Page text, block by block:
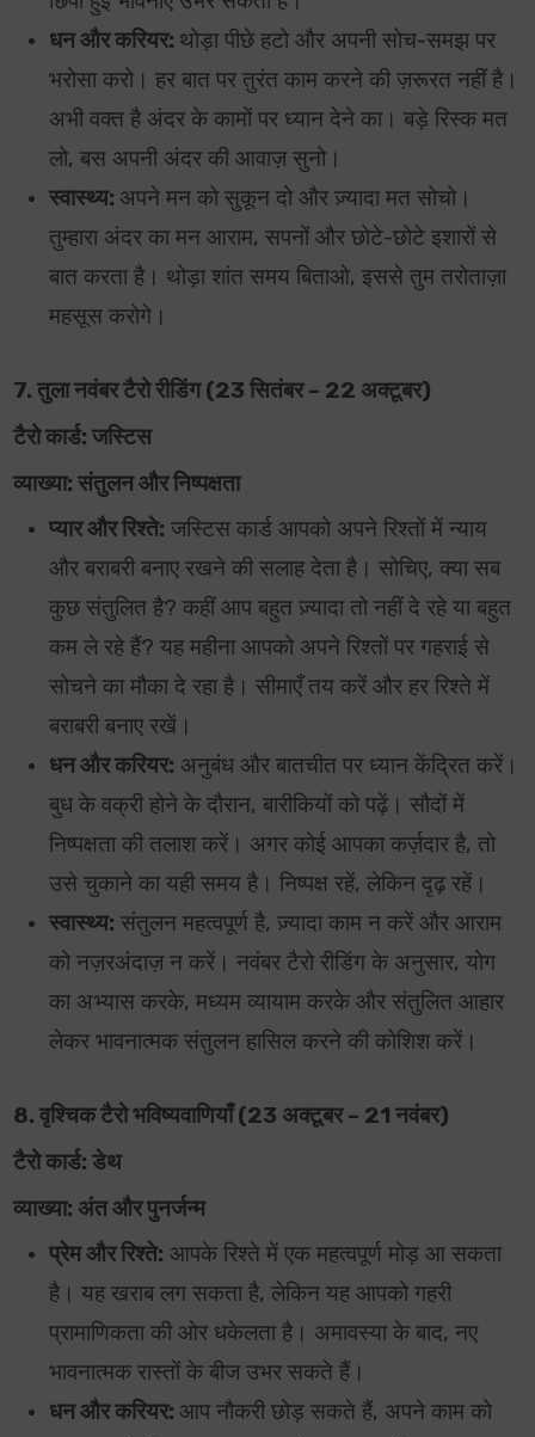
धन और करियर: थोड़ा पीछे हटो और अपनी सोच-समझ पर
भरोसा करो। हर बात पर तुरंत काम करने की ज़रूरत नहीं है।
अभी वक्त है अंदर के कामों पर ध्यान देने का। बड़े रिस्क मत
लो, बस अपनी अंदर की आवाज़ सुनो।
स्वास्थ्य: अपने मन को सुकून दो और ज़्यादा मत सोचो।
तुम्हारा अंदर का मन आराम, सपनों और छोटे-छोटे इशारों से
बात करता है। थोड़ा शांत समय बिताओ, इससे तुम तरोताज़ा
महसूस करोगे।
7. तुला नवंबर टैरो रीडिंग (23 सितंबर – 22 अक्टूबर)
टैरो कार्ड: जस्टिस
व्याख्या: संतुलन और निष्पक्षता
प्यार और रिश्ते: जस्टिस कार्ड आपको अपने रिश्तों में न्याय
और बराबरी बनाए रखने की सलाह देता है। सोचिए, क्या सब
कुछ संतुलित है? कहीं आप बहुत ज़्यादा तो नहीं दे रहे या बहुत
कम ले रहे हैं? यह महीना आपको अपने रिश्तों पर गहराई से
सोचने का मौका दे रहा है। सीमाएँ तय करें और हर रिश्ते में
बराबरी बनाए रखें।
धन और करियर: अनुबंध और बातचीत पर ध्यान केंद्रित करें।
बुध के वक्री होने के दौरान, बारीकियों को पढ़ें। सौदों में
निष्पक्षता की तलाश करें। अगर कोई आपका कर्ज़दार है, तो
उसे चुकाने का यही समय है। निष्पक्ष रहें, लेकिन दृढ़ रहें।
स्वास्थ्य: संतुलन महत्वपूर्ण है, ज़्यादा काम न करें और आराम
को नज़रअंदाज़ न करें। नवंबर टैरो रीडिंग के अनुसार, योग
का अभ्यास करके, मध्यम व्यायाम करके और संतुलित आहार
लेकर भावनात्मक संतुलन हासिल करने की कोशिश करें।
8. वृश्चिक टैरो भविष्यवाणियाँ (23 अक्टूबर – 21 नवंबर)
टैरो कार्ड: डेथ
व्याख्या: अंत और पुनर्जन्म
प्रेम और रिश्ते: आपके रिश्ते में एक महत्वपूर्ण मोड़ आ सकता
है। यह खराब लग सकता है, लेकिन यह आपको गहरी
प्रामाणिकता की ओर धकेलता है। अमावस्या के बाद, नए
भावनात्मक रास्तों के बीज उभर सकते हैं।
धन और करियर:आप नौकरी छोड़ सकते हैं, अपने काम को